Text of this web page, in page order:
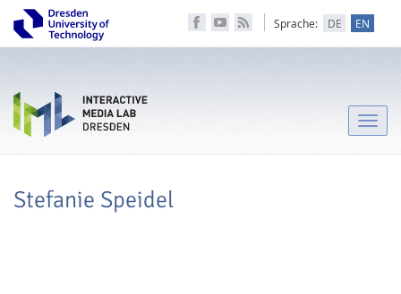
Sprache: DE EN
Toggle
Stefanie Speidel